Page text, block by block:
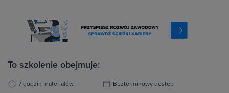
To szkolenie obejmuje:
7 godzin materiałów
Bezterminowy dostęp